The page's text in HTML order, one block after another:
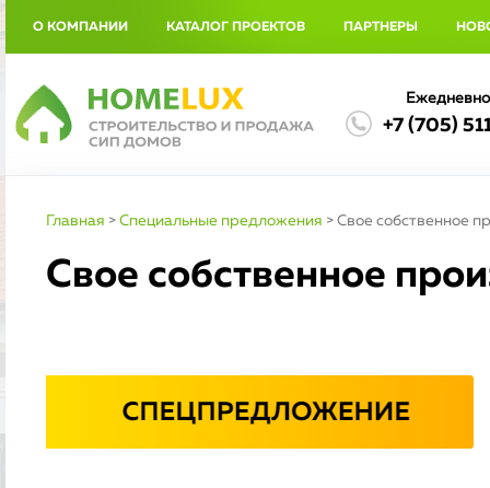
О КОМПАНИИ КАТАЛОГ ПРОЕКТОВ ПАРТНЕРЫ
+7 (705)
Главная > Специальные предложения > Свое собственное
Свое собственное